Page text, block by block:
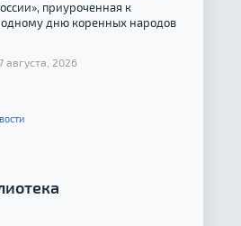
приуроченная к
дню коренных народов
августа, 2026